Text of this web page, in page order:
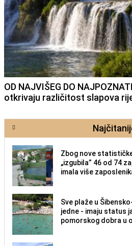
OD NAJVIŠEG DO
otkrivaju različitost slapova
Zbog nove
„izgubila” 46 od 74
imala više
Sve plaže u
jedne - imaju status
pomorskog dobra u